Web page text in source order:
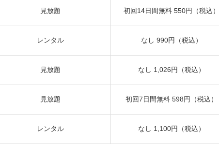
見放題 初回14日間無料 550円（税込）
レンタル なし 990円（税込）
見放題 なし 1,026円（税込）
見放題 初回7日間無料 598円（税込）
レンタル なし 1,100円（税込）